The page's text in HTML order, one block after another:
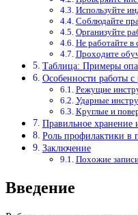
Используйте
Соблюдайте
Организуйте
Не работайте в
Проходите
Таблица: Примеры
Особенности работы
Режущие
Ударные
Круглые и
Правильное хранение
Роль профилактики в
Заключение
Похожие
Введение